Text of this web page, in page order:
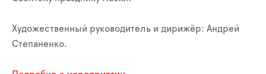
Художественный руководитель и дирижёр: Андрей
Степаненко.